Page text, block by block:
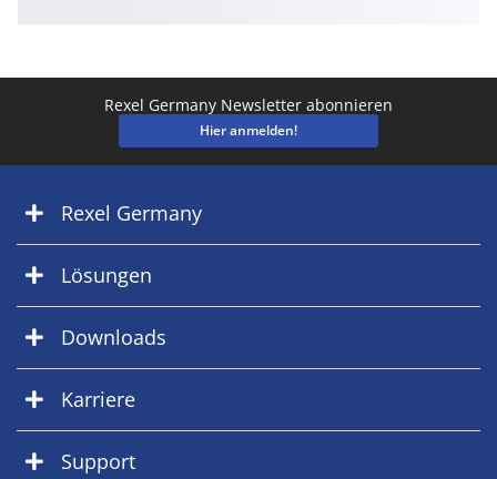
Rexel Germany Newsletter abonnieren
Hier anmelden!
Rexel Germany
Lösungen
Downloads
Karriere
Support